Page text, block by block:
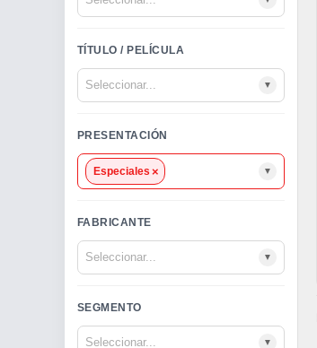
TÍTULO / PELÍCULA
▼
PRESENTACIÓN
Especiales × ▼
FABRICANTE
▼
SEGMENTO
▼